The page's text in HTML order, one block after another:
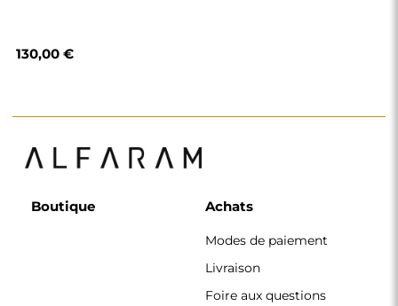
130,00 €
Boutique Achats
Modes de paiement
Livraison
Foire aux questions